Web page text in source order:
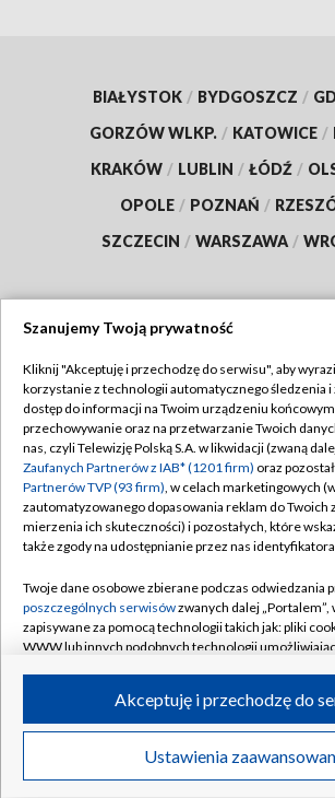
BIAŁYSTOK / BYDGOSZCZ /
GORZÓW WLKP. / KATOWICE /
KRAKÓW / LUBLIN / ŁÓDŹ /
OPOLE / POZNAŃ /
SZCZECIN / WARSZAWA /
TVP
Abonament TVP
Emisja w TVP
Centrum informacji TVP
Naziemna Telewizja Cyfrowa
Rada Programowa
System NOS
Informacje o nadawcy
Program dla prasy
Ogłoszenie przetargowe
Regulamin TVP
Polityka prywatności
Moje zgody
Pomoc
Kontakt
Kanały
©2026 Telewizja Polska S.A. w
Szanujemy Twoją prywatność
Kliknij "Akceptuję i przechodzę do serwisu", aby
korzystanie z technologii automatycznego śledzenia i
dostęp do informacji na Twoim urządzeniu
przechowywanie oraz na przetwarzanie Twoich
nas, czyli Telewizję Polską S.A. w likwidacji (zwaną
Zaufanych Partnerów z IAB* (1201 firm) oraz
Partnerów TVP (93 firm), w celach marketingowych
zautomatyzowanego dopasowania reklam do Twoich
mierzenia ich skuteczności) i pozostałych, które
także zgody na udostępnianie przez nas identyfikatora
Twoje dane osobowe zbierane podczas odwiedzania
poszczególnych serwisówzwanych dalej
zapisywane za pomocą technologii takich jak: pliki
WWW lub innych podobnych technologii
ruchu w Internecie.
Twoje dane osobowe zbierane podczas odwiedzania
poszczególnych serwisówna Portalu, takie jak adresy
Ustawienia
Akceptuję i przechodzę do